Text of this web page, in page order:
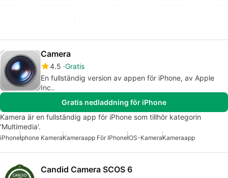
Camera
4.5 Gratis
En fullständig version av appen för iPhone, av Apple
Inc..
Gratis nedladdning för iPhone
Kamera är en fullständig app för iPhone som tillhör kategorin
'Multimedia'.
iPhoneIphone KameraKameraapp För IPhoneIOS-KameraKameraapp
Candid Camera SCOS 6